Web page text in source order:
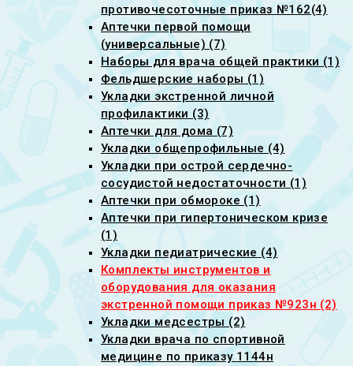
противочесоточные приказ №162(4)
Аптечки первой помощи
(универсальные) (7)
Наборы для врача общей практики (1)
Фельдшерские наборы (1)
Укладки экстренной личной
профилактики (3)
Аптечки для дома (7)
Укладки общепрофильные (4)
Укладки при острой сердечно-
сосудистой недостаточности (1)
Аптечки при обмороке (1)
Аптечки при гипертоническом кризе
(1)
Укладки педиатрические (4)
Комплекты инструментов и
оборудования для оказания
экстренной помощи приказ №923н (2)
Укладки медсестры (2)
Укладки врача по спортивной
медицине по приказу 1144н